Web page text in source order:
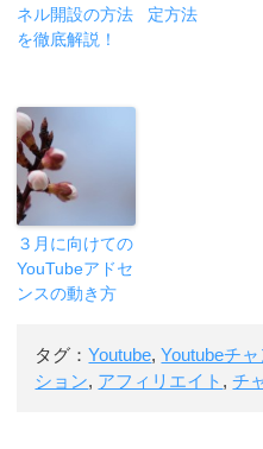
ネル開設の方法
を徹底解説！
定方法
３月に向けての
YouTubeアドセ
ンスの動き方
タグ：Youtube,Youtubeチ
ション, アフィリエイト ,チ